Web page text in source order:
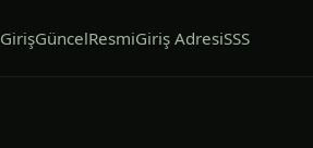
GirişGüncelResmiGiriş AdresiSSS